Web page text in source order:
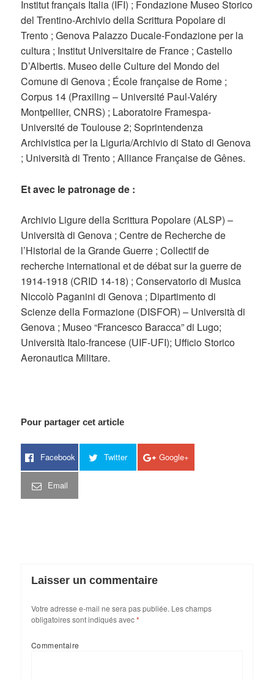
Institut français Italia (IFI) ; Fondazione Museo Storico
del Trentino-Archivio della Scrittura Popolare di
Trento ; Genova Palazzo Ducale-Fondazione per la
cultura ; Institut Universitaire de France ; Castello
D’Albertis. Museo delle Culture del Mondo del
Comune di Genova ; École française de Rome ;
Corpus 14 (Praxiling – Université Paul-Valéry
Montpellier, CNRS) ; Laboratoire Framespa-
Université de Toulouse 2; Soprintendenza
Archivistica per la Liguria/Archivio di Stato di Genova
; Università di Trento ; Alliance Française de Gênes.
Et avec le patronage de :
Archivio Ligure della Scrittura Popolare (ALSP) –
Università di Genova ; Centre de Recherche de
l’Historial de la Grande Guerre ; Collectif de
recherche international et de débat sur la guerre de
1914-1918 (CRID 14-18) ; Conservatorio di Musica
Niccolò Paganini di Genova ; Dipartimento di
Scienze della Formazione (DISFOR) – Università di
Genova ; Museo “Francesco Baracca” di Lugo;
Università Italo-francese (UIF-UFI); Ufficio Storico
Aeronautica Militare.
Pour partager cet article
Facebook Twitter Google+
Email
Laisser un commentaire
Votre adresse e-mail ne sera pas publiée. Les champs
obligatoires sont indiqués avec*
Commentaire